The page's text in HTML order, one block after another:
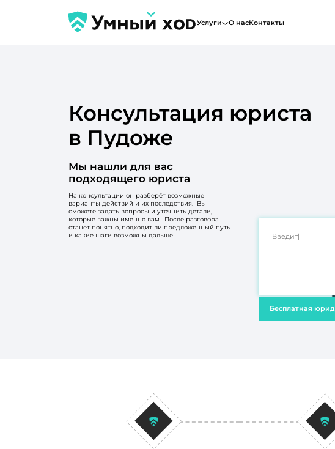
Услуги О насКонтакты
Консультация юриста
в Пудоже
Мы нашли для вас
подходящего юриста
На консультации он разберёт возможные
варианты действий и их последствия. Вы
сможете задать вопросы и уточнить детали,
которые важны именно вам. После разговора
станет понятно, подходит ли предложенный путь
и какие шаги возможны дальше.
Бесплатная